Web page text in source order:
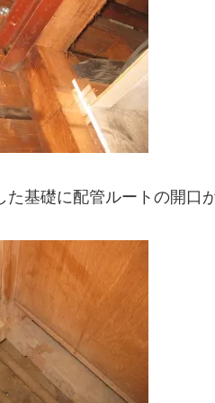
た基礎に配管ルートの開口